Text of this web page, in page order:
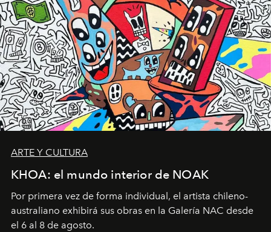
ARTE Y CULTURA
KHOA: el mundo interior de NOAK
Por primera vez de forma individual, el artista chileno-
australiano exhibirá sus obras en la Galería NAC desde
el 6 al 8 de agosto.